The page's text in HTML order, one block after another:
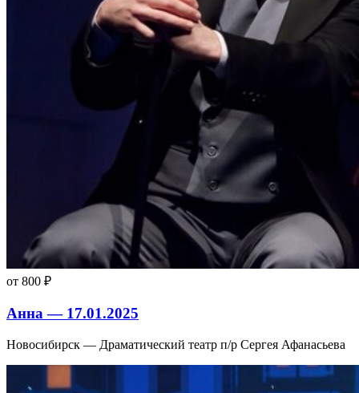
от 800 ₽
Анна — 17.01.2025
Новосибирск — Драматический театр п/р Сергея Афанасьева